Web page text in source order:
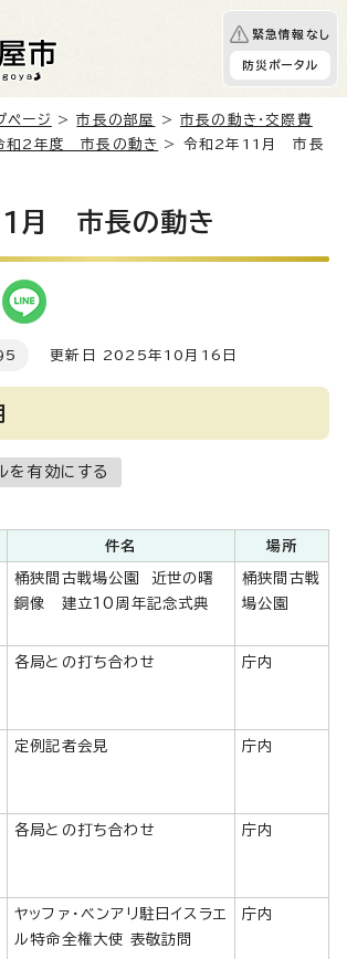
緊急情報なし
防災ポータル
ページ >市長の部屋 >市長の動き・交際費
和2年度 市長の動き > 令和2年11月 市長
月 市長の動き
更新日 2025年10月16日
を有効にする
件名 場所
桶狭間古戦場公園 近世の曙
銅像 建立10周年記念式典
桶狭間古戦
場公園
各局との打ち合わせ 庁内
定例記者会見 庁内
各局との打ち合わせ 庁内
ヤッファ・ベンアリ駐日イスラエ
ル特命全権大使 表敬訪問
庁内